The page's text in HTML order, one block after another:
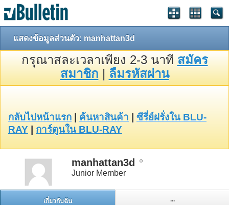
แสดงข้อมูลส่วนตัว: manhattan3d
กรุณาสละเวลาเพียง 2-3 นาที สมัคร
สมาชิก | ลืมรหัสผ่าน
กลับไปหน้าแรก ค้นหาสินค้า
ซีรี่ย์ฝรั่งใน BLU-
RAY
การ์ตูนใน BLU-RAY
manhattan3d
Junior Member
เกี่ยวกับฉัน ...